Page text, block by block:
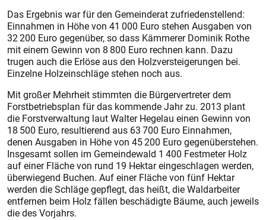
Das Ergebnis war für den Gemeinderat zufriedenstellend:
Einnahmen in Höhe von 41 000 Euro stehen Ausgaben von
32 200 Euro gegenüber, so dass Kämmerer Dominik Rothe
mit einem Gewinn von 8 800 Euro rechnen kann. Dazu
trugen auch die Erlöse aus den Holzversteigerungen bei.
Einzelne Holzeinschläge stehen noch aus.
Mit großer Mehrheit stimmten die Bürgervertreter dem
Forstbetriebsplan für das kommende Jahr zu. 2013 plant
die Forstverwaltung laut Walter Hegelau einen Gewinn von
18 500 Euro, resultierend aus 63 700 Euro Einnahmen,
denen Ausgaben in Höhe von 45 200 Euro gegenüberstehen.
Insgesamt sollen im Gemeindewald 1 400 Festmeter Holz
auf einer Fläche von rund 19 Hektar eingeschlagen werden,
überwiegend Buchen. Auf einer Fläche von fünf Hektar
werden die Schläge gepflegt, das heißt, die Waldarbeiter
entfernen beim Holz fällen beschädigte Bäume, auch jeweils
die des Vorjahrs.